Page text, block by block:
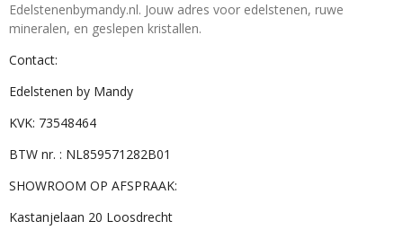
Edelstenenbymandy.nl. Jouw adres voor edelstenen, ruwe
mineralen, en geslepen kristallen.
Contact:
Edelstenen by Mandy
KVK: 73548464
BTW nr. : NL859571282B01
SHOWROOM OP AFSPRAAK:
Kastanjelaan 20 Loosdrecht